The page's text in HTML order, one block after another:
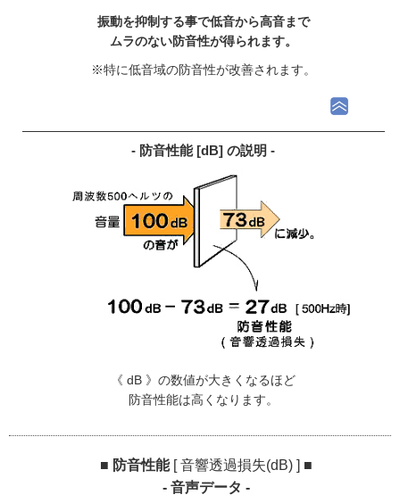
振動を抑制する事で低音から高音まで
ムラのない防音性が得られます。
※特に低音域の防音性が改善されます。
- 防音性能 [dB] の説明 -
《 dB 》の数値が大きくなるほど
防音性能は高くなります。
■ 防音性能 [ 音響透過損失(dB) ] ■
- 音声データ -